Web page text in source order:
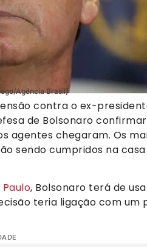
Agência Brasil)
contra o ex-
de Bolsonaro
agentes chegaram. Os
sendo cumpridos na
Paulo, Bolsonaro terá de
teria ligação com um